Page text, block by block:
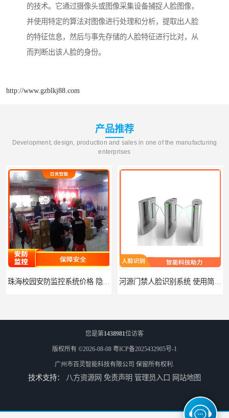
的技术。它通过摄像头或图像采集设备捕捉人脸图像，
并使用特定的算法对图像进行处理和分析，提取出人脸
的特征信息，然后与事先存储的人脸特征进行比对，从
而判断出该人脸的身份。
http://www.gzblkj88.com
产品推荐
Development, design, production and sales in one of the manufacturing
enterprises
潮州人脸识别系统价格 能够识别活体人脸 非接触性 潮州智能人脸识别系统 可以应用于不同场景 高度自动化
您是第1438981位访客
版权所有 ©2026-08-08 粤ICP备2025432905号-1
广州市百灵智能科技有限公司 保留所有权利.
技术支持： 八方资源网 免责声明 管理员入口 网站地图